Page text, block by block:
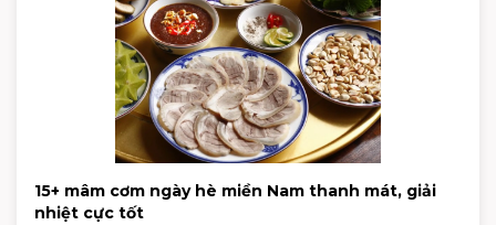
15+ mâm cơm ngày hè miền Nam thanh mát, giải
nhiệt cực tốt